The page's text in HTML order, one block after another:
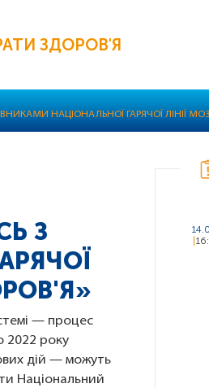
ЗДОРОВ'Я
НАЦІОНАЛЬНОЇ ГАРЯЧОЇ ЛІНІЇ
З
— процес
2022 року
дій — можуть
Національний